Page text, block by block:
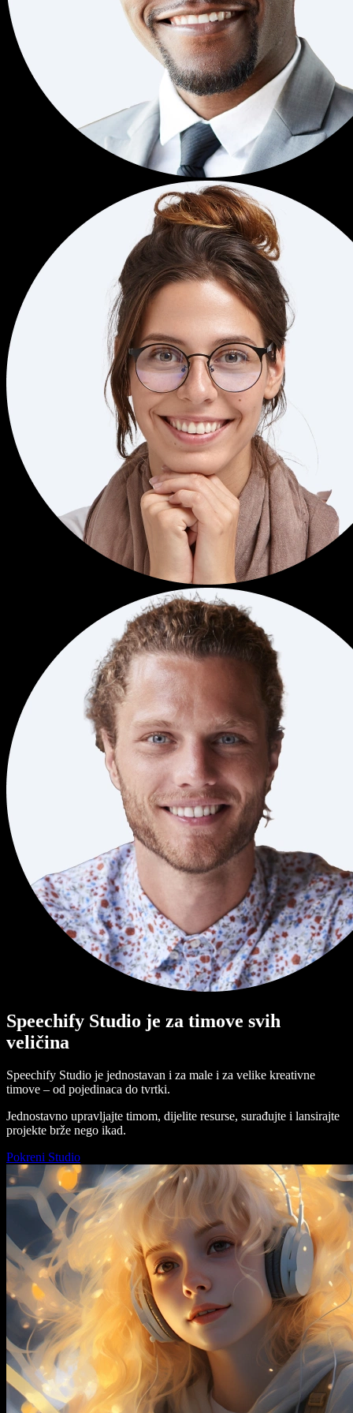
Speechify Studio je za timove svih
veličina
Speechify Studio je jednostavan i za male i za velike kreativne
timove – od pojedinaca do tvrtki.
Jednostavno upravljajte timom, dijelite resurse, surađujte i lansirajte
projekte brže nego ikad.
Pokreni Studio